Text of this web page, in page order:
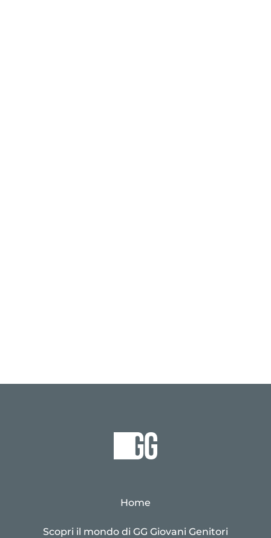
Home
Scopri il mondo di GG Giovani Genitori